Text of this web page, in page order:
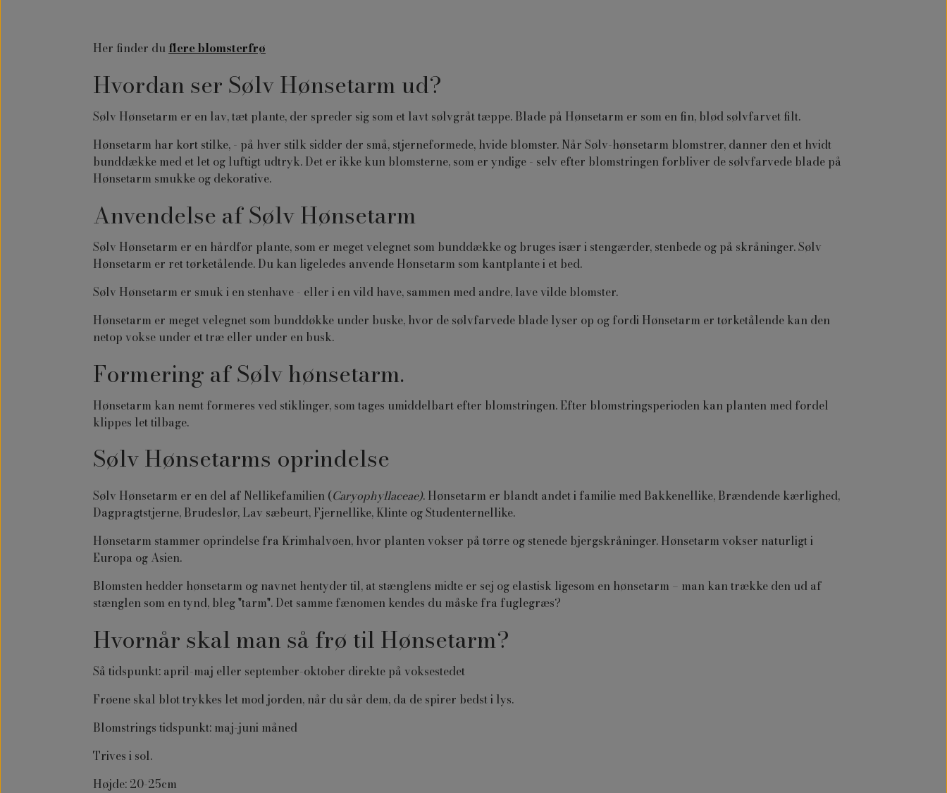
Her finder du flere blomsterfrø
Hvordan ser Sølv Hønsetarm ud?
Sølv Hønsetarm er en lav, tæt plante, der spreder sig som et lavt sølvgråt tæppe. Blade på Hønsetarm er som en fin, blød sølvfarvet filt.
Hønsetarm har kort stilke, - på hver stilk sidder der små, stjerneformede, hvide blomster. Når Sølv-hønsetarm blomstrer, danner den et hvidt
bunddække med et let og luftigt udtryk. Det er ikke kun blomsterne, som er yndige - selv efter blomstringen forbliver de sølvfarvede blade på
Hønsetarm smukke og dekorative.
Anvendelse af Sølv Hønsetarm
Sølv Hønsetarm er en hårdfør plante, som er meget velegnet som bunddække og bruges især i stengærder, stenbede og på skråninger. Sølv
Hønsetarm er ret tørketålende. Du kan ligeledes anvende Hønsetarm som kantplante i et bed.
Sølv Hønsetarm er smuk i en stenhave - eller i en vild have, sammen med andre, lave vilde blomster.
Hønsetarm er meget velegnet som bunddøkke under buske, hvor de sølvfarvede blade lyser op og fordi Hønsetarm er tørketålende kan den
netop vokse under et træ eller under en busk.
Formering af Sølv hønsetarm.
Hønsetarm kan nemt formeres ved stiklinger, som tages umiddelbart efter blomstringen. Efter blomstringsperioden kan planten med fordel
klippes let tilbage.
Sølv Hønsetarms oprindelse
Sølv Hønsetarm er en del af Nellikefamilien (Caryophyllaceae). Hønsetarm er blandt andet i familie med Bakkenellike, Brændende kærlighed,
Dagpragtstjerne, Brudeslør, Lav sæbeurt, Fjernellike, Klinte og Studenternellike.
Hønsetarm stammer oprindelse fra Krimhalvøen, hvor planten vokser på tørre og stenede bjergskråninger. Hønsetarm vokser naturligt i
Europa og Asien.
Blomsten hedder hønsetarm og navnet hentyder til, at stænglens midte er sej og elastisk ligesom en hønsetarm – man kan trække den ud af
stænglen som en tynd, bleg "tarm". Det samme fænomen kendes du måske fra fuglegræs?
Hvornår skal man så frø til Hønsetarm?
Så tidspunkt: april-maj eller september-oktober direkte på voksestedet
Frøene skal blot trykkes let mod jorden, når du sår dem, da de spirer bedst i lys.
Blomstrings tidspunkt: maj-juni måned
Trives i sol.
Højde: 20-25cm